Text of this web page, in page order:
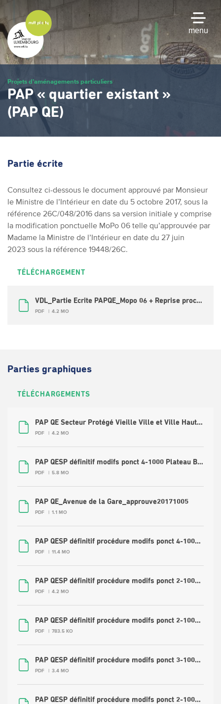
au
contenu
principal
menu
Projets d’aménagements particuliers
PAP « quartier existant »
(PAP QE)
Partie écrite
Consultez ci-dessous le document approuvé par Monsieur
le Ministre de l’Intérieur en date du 5 octobre 2017, sous la
référence 26C/048/2016 dans sa version initiale y comprise
la modification ponctuelle MoPo 06 telle qu’approuvée par
Madame la Ministre de l’Intérieur en date du 27 juin
2023 sous la référence 19448/26C.
TÉLÉCHARGEMENT
VDL_Partie Ecrite PAPQE_Mopo 06 + Reprise procédure d’adoption_texte coordonné_2023-06
PDF 4.2 MO
Parties graphiques
TÉLÉCHARGEMENTS
PAP QE Secteur Protégé Vieille Ville et Ville Haute 20210329
PDF 4.2 MO
PAP QESP définitif modifs ponct 4-1000 Plateau Bourbon, Gare, Pétrusse
PDF 5.8 MO
PAP QE_Avenue de la Gare_approuve20171005
PDF 1.1 MO
PAP QESP définitif procédure modifs ponct 4-1000 Parc modifs.pdf
PDF 11.4 MO
PAP QESP définitif procédure modifs ponct 2-1000 Grund modifs par principe.pdf
PDF 4.2 MO
PAP QESP définitif procédure modifs ponct 2-1000 Pulfermuhl modifs_0.pdf
PDF 783.5 KO
PAP QESP définitif procédure modifs ponct 3-1000 Clausen_2025-04.pdf
PDF 3.4 MO
PAP QESP définitif procédure modifs ponct 2-1000 Pfthl modifs (2)_0.pdf